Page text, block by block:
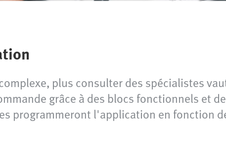
plus consulter des spécialistes
grâce à des blocs fonctionnels et
programmeront l'application en fonction